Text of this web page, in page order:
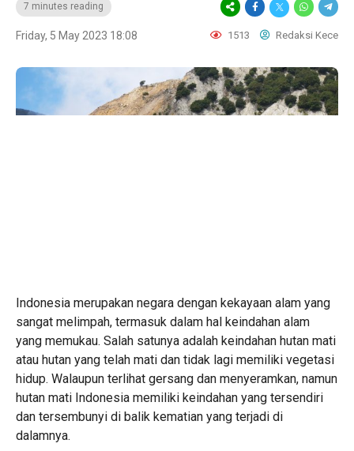
7 minutes reading
Friday, 5 May 2023 18:08 1513 Redaksi Kece
Indonesia merupakan negara dengan kekayaan alam yang
sangat melimpah, termasuk dalam hal keindahan alam
yang memukau. Salah satunya adalah keindahan hutan mati
atau hutan yang telah mati dan tidak lagi memiliki vegetasi
hidup. Walaupun terlihat gersang dan menyeramkan, namun
hutan mati Indonesia memiliki keindahan yang tersendiri
dan tersembunyi di balik kematian yang terjadi di
dalamnya.